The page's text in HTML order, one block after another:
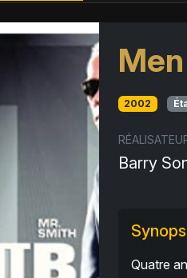
2002
Barry
Quatre